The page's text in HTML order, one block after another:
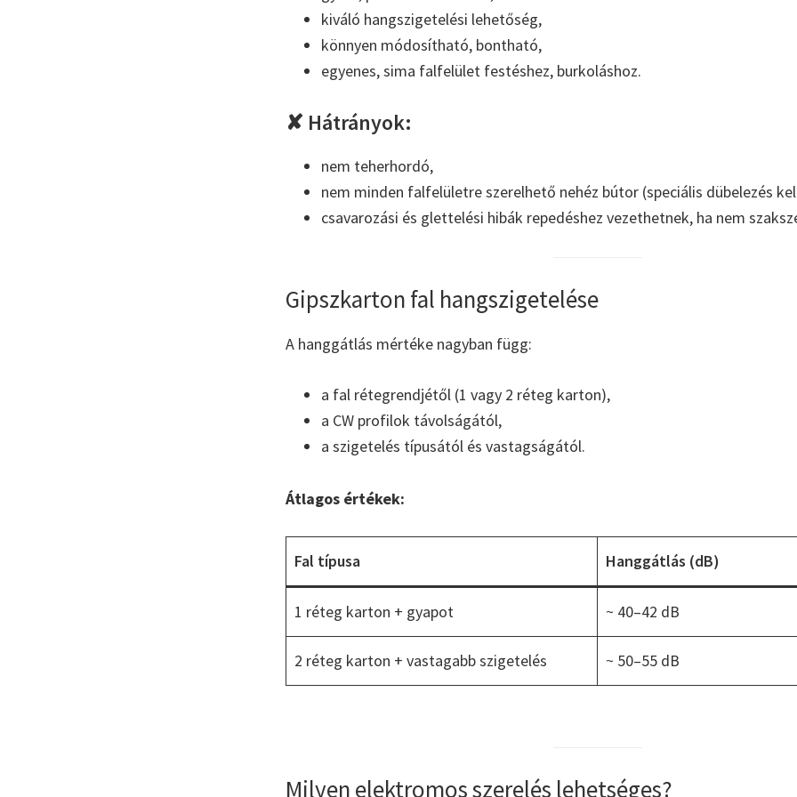
kiváló hangszigetelési lehetőség,
könnyen módosítható, bontható,
egyenes, sima falfelület festéshez, burkoláshoz.
✘ Hátrányok:
nem teherhordó,
nem minden falfelületre szerelhető nehéz bútor (speciális dübelezés
csavarozási és glettelési hibák repedéshez vezethetnek, ha nem
Gipszkarton fal hangszigetelése
A hanggátlás mértéke nagyban függ:
a fal rétegrendjétől (1 vagy 2 réteg karton),
a CW profilok távolságától,
a szigetelés típusától és vastagságától.
Átlagos értékek:
Fal típusa Hanggátlás (dB)
1 réteg karton + gyapot ~ 40–42 dB
2 réteg karton + vastagabb szigetelés ~ 50–55 dB
Milyen elektromos szerelés lehetséges?